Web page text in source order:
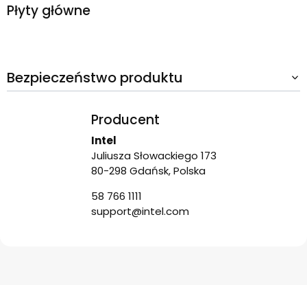
Płyty główne
Bezpieczeństwo produktu
Producent
Intel
Juliusza Słowackiego 173
80-298 Gdańsk, Polska
58 766 1111
support@intel.com